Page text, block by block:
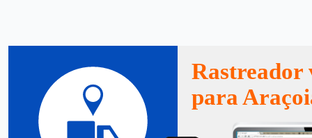
Rastreador
para